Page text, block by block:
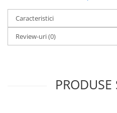
Distrugator documente
Laminatoare si folii
Calculatoare de birou
Foarfeci si cuttere
Caracteristici
Review-uri(0)